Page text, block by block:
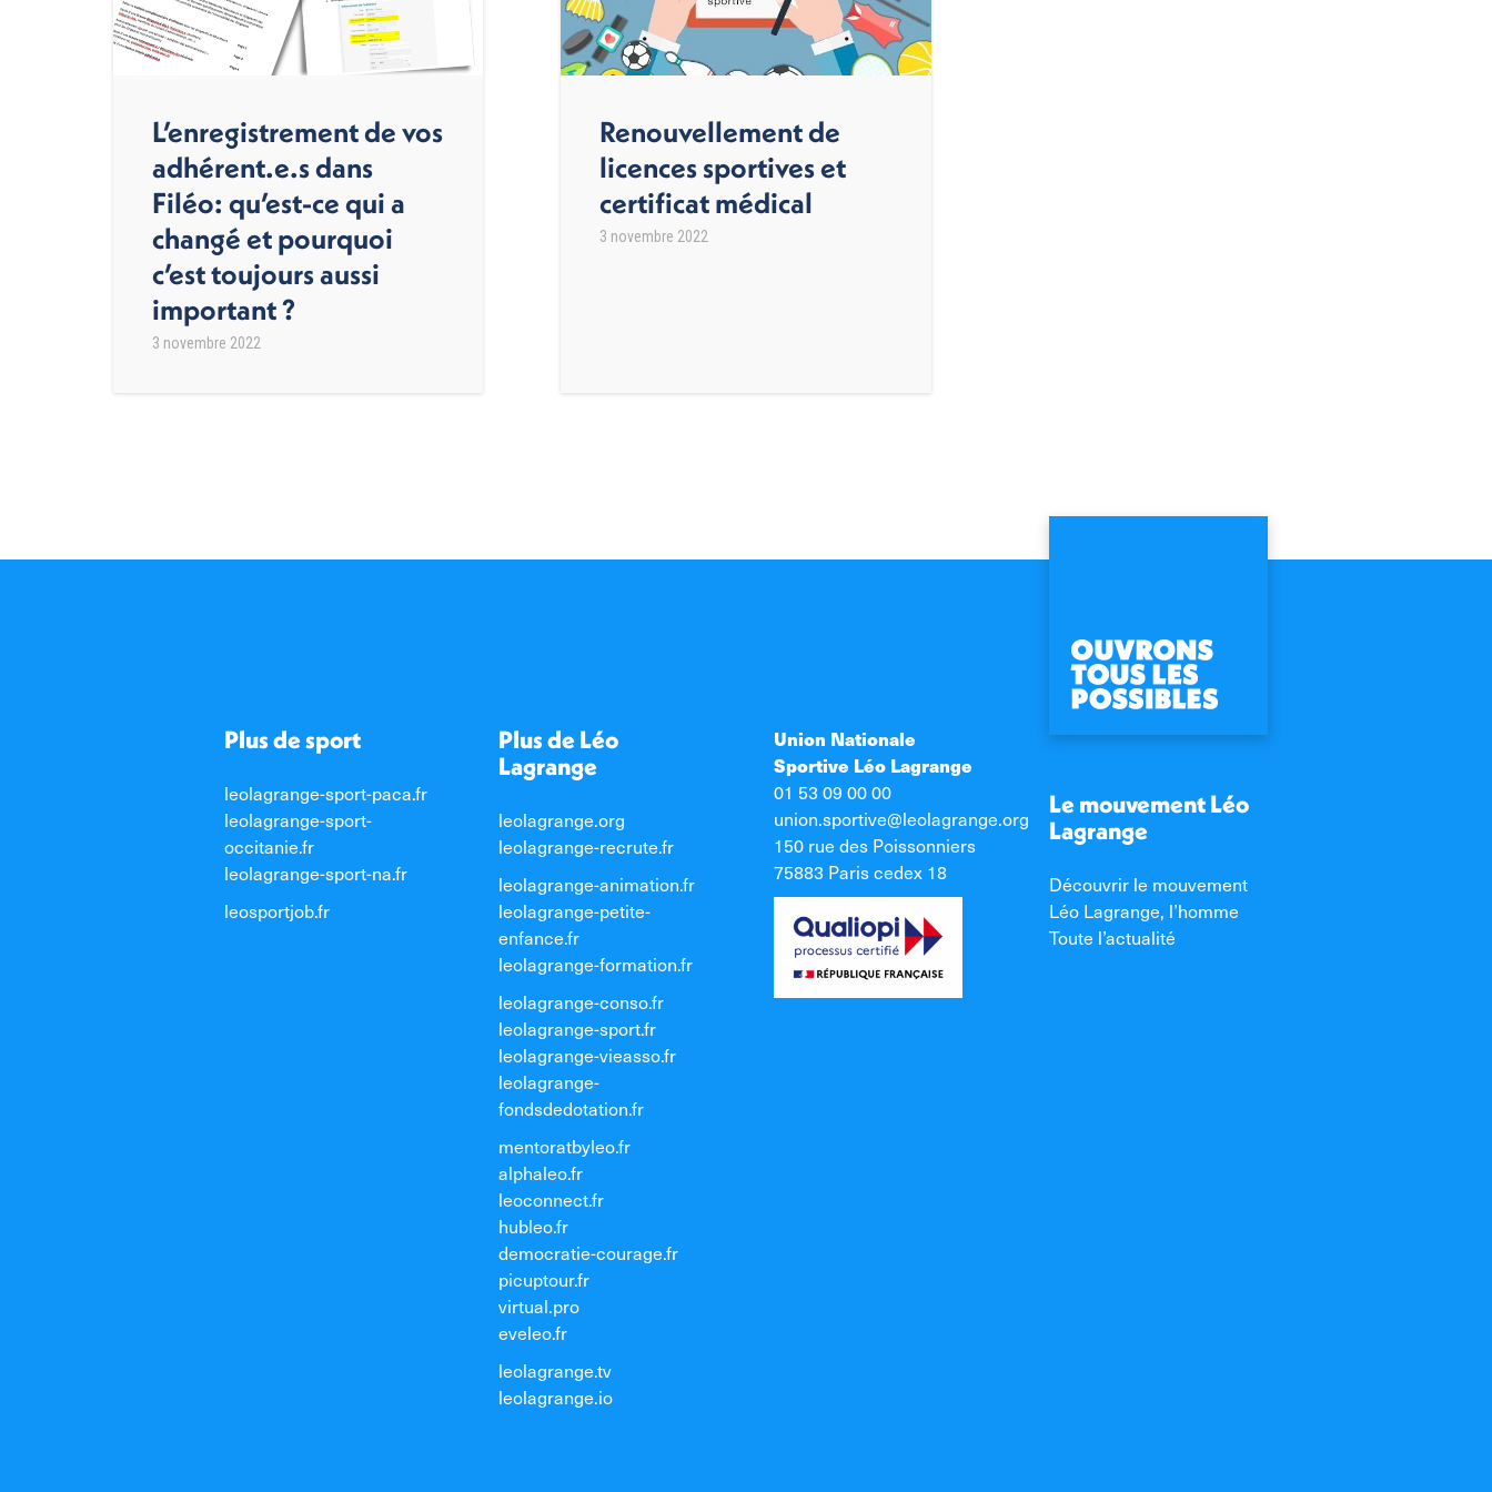
L’enregistrement de vos
adhérent.e.s dans
Filéo: qu’est-ce qui a
changé et pourquoi
c’est toujours aussi
important ?
3 novembre 2022
Renouvellement de
licences sportives et
certificat médical
3 novembre 2022
Plus de sport
leolagrange-sport-paca.fr
leolagrange-sport-
occitanie.fr
leolagrange-sport-na.fr
leosportjob.fr
Plus de Léo
Lagrange
leolagrange.org
leolagrange-recrute.fr
leolagrange-animation.fr
leolagrange-petite-
enfance.fr
leolagrange-formation.fr
leolagrange-conso.fr
leolagrange-sport.fr
leolagrange-vieasso.fr
leolagrange-
fondsdedotation.fr
mentoratbyleo.fr
alphaleo.fr
leoconnect.fr
hubleo.fr
democratie-courage.fr
picuptour.fr
virtual.pro
eveleo.fr
leolagrange.tv
leolagrange.io
Union Nationale
Sportive Léo Lagrange
01 53 09 00 00
union.sportive@leolagrange.org
150 rue des Poissonniers
75883 Paris cedex 18
Le mouvement Léo
Lagrange
Découvrir le mouvement
Léo Lagrange, l’homme
Toute l’actualité